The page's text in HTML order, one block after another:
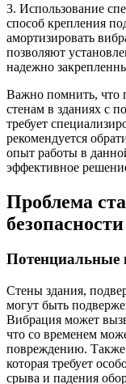
3. Использование
способ крепления
амортизировать
позволяют
надежно
Важно помнить, что
стенам в зданиях с
требует
рекомендуется
опыт работы в
эффективное
Проблема
безопасности
Потенциальные
Стены здания,
могут быть
Вибрация может
что со временем
повреждению. Также
которая требует
срыва и падения